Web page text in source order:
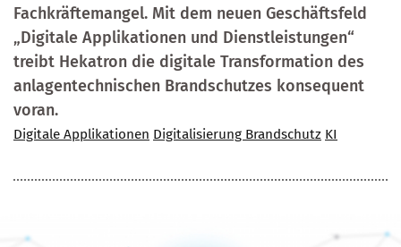
Fachkräftemangel. Mit dem neuen Geschäftsfeld
„Digitale Applikationen und Dienstleistungen“
treibt Hekatron die digitale Transformation des
anlagentechnischen Brandschutzes konsequent
voran.
Digitale Applikationen Digitalisierung Brandschutz KI